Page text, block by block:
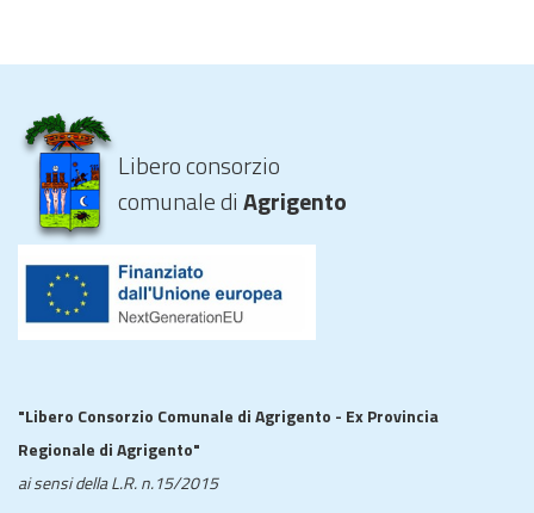
Libero consorzio
comunale diAgrigento
"Libero Consorzio Comunale di Agrigento - Ex Provincia
Regionale di Agrigento"
ai sensi della L.R. n.15/2015